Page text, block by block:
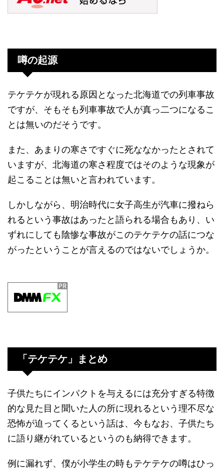
噂の起源
テケテケが現れる原因となった北海道での列車事故
ですが、そもそも列車事故で人が真っ二つになるこ
とは無いのだそうです。
また、あまりの寒さですぐに死ななかったとされて
いますが、北海道の寒さ程度ではそのような現象が
起こることは無いと言われています。
しかしながら、明治時代に女子高生が汽車に撥ねら
れるという事故はあったと語られる場合もあり、い
ずれにしても陰惨な事故がこのテケテケの話につな
がったということが言えるのではないでしょうか。
「テケテケ」まとめ
子供たちにインパクトを与えるには充分すぎる特徴
的な見た目と聞いた人の所に現れるという理不尽な
恐怖が迫ってくるという話は、今もなお、子供たち
に語り継がれているというのも納得できます。
例に漏れず、僕が小学生の時もテケテケの噂はひっ